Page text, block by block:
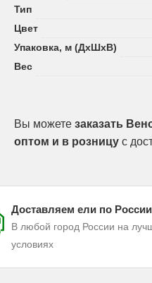
Тип
Цвет
Упаковка, м (ДхШхВ)
Вес
Вы можете заказать
оптом и в розницу с
Доставляем ели по России
В любой город России на
условиях